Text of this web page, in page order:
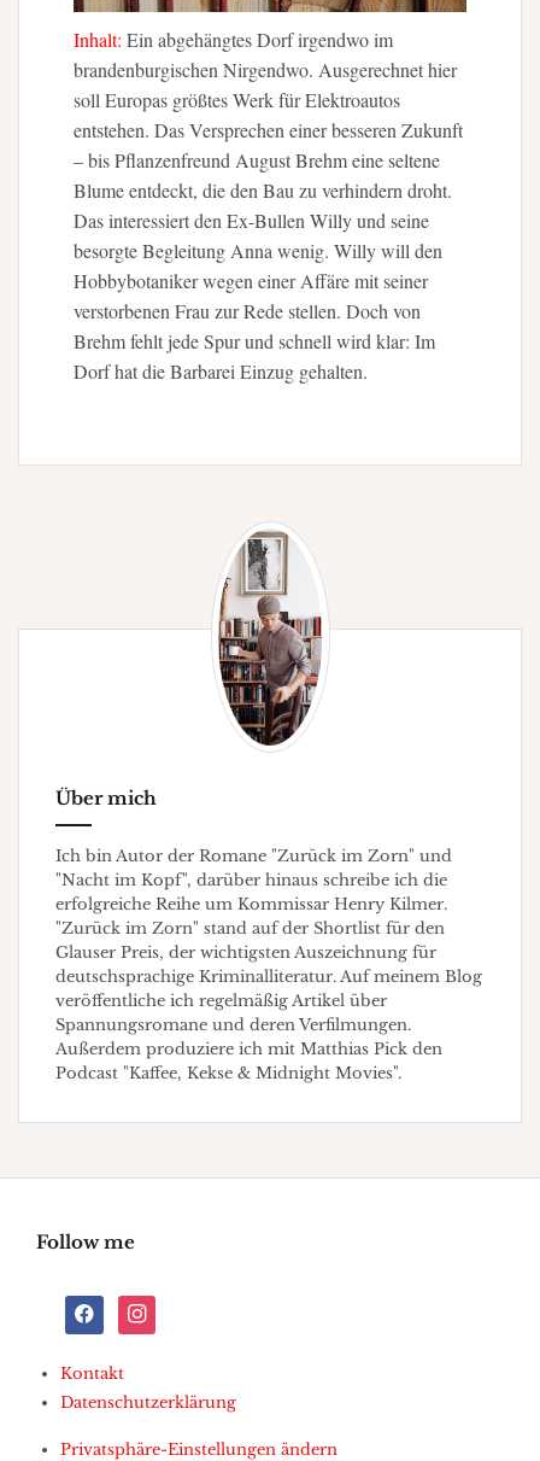
Inhalt: Ein abgehängtes Dorf irgendwo im
brandenburgischen Nirgendwo. Ausgerechnet hier
soll Europas größtes Werk für Elektroautos
entstehen. Das Versprechen einer besseren Zukunft
– bis Pflanzenfreund August Brehm eine seltene
Blume entdeckt, die den Bau zu verhindern droht.
Das interessiert den Ex-Bullen Willy und seine
besorgte Begleitung Anna wenig. Willy will den
Hobbybotaniker wegen einer Affäre mit seiner
verstorbenen Frau zur Rede stellen. Doch von
Brehm fehlt jede Spur und schnell wird klar: Im
Dorf hat die Barbarei Einzug gehalten.
Über mich
Ich bin Autor der Romane "Zurück im Zorn" und
"Nacht im Kopf", darüber hinaus schreibe ich die
erfolgreiche Reihe um Kommissar Henry Kilmer.
"Zurück im Zorn" stand auf der Shortlist für den
Glauser Preis, der wichtigsten Auszeichnung für
deutschsprachige Kriminalliteratur. Auf meinem Blog
veröffentliche ich regelmäßig Artikel über
Spannungsromane und deren Verfilmungen.
Außerdem produziere ich mit Matthias Pick den
Podcast "Kaffee, Kekse & Midnight Movies".
Follow me
facebookinstagram
Kontakt
Datenschutzerklärung
Privatsphäre-Einstellungen ändern